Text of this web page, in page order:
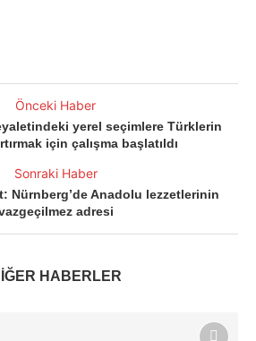
Önceki Haber
yerel seçimlere Türklerin
için çalışma başlatıldı
Sonraki Haber
Nürnberg’de Anadolu lezzetlerinin
adresi
HABERLER